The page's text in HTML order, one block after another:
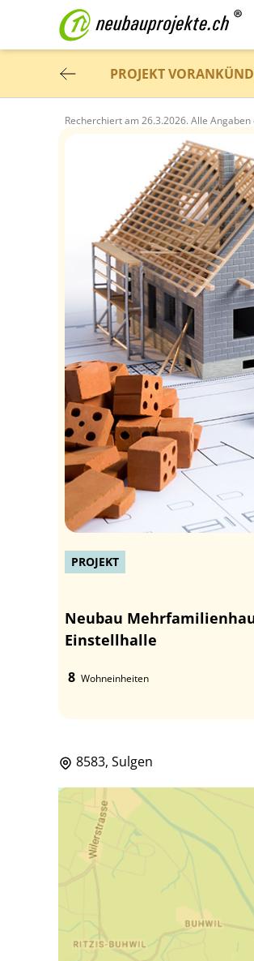
PROJEKT
Recherchiert am 26.3.2026. Alle Angaben
PROJEKT
Neubau
Einstellhalle
8 Wohneinheiten
8583, Sulgen